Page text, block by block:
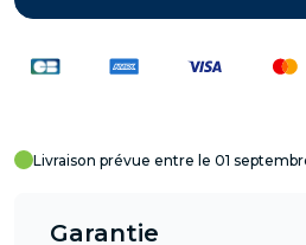
Livraison prévue entre le 01
Garantie